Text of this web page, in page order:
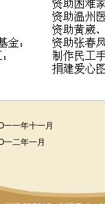
一一年十一月
一二年一月